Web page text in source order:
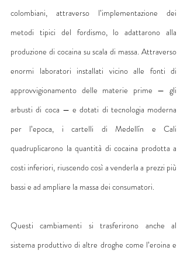
colombiani, attraverso l’implementazione dei
metodi tipici del fordismo, lo adattarono alla
produzione di cocaina su scala di massa. Attraverso
enormi laboratori installati vicino alle fonti di
approvvigionamento delle materie prime — gli
arbusti di coca — e dotati di tecnologia moderna
per l’epoca, i cartelli di Medellín e Cali
quadruplicarono la quantità di cocaina prodotta a
costi inferiori, riuscendo così a venderla a prezzi più
bassi e ad ampliare la massa dei consumatori.
Questi cambiamenti si trasferirono anche al
sistema produttivo di altre droghe come l’eroina e